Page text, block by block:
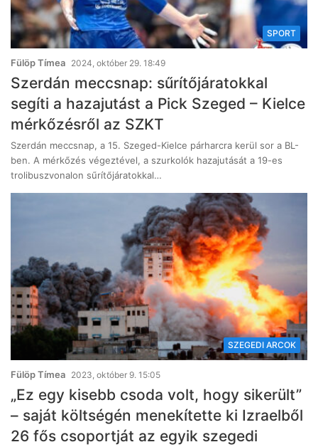
SPORT
Fülöp Tímea 2024, október 29. 18:49
Szerdán meccsnap: sűrítőjáratokkal
segíti a hazajutást a Pick Szeged – Kielce
mérkőzésről az SZKT
Szerdán meccsnap, a 15. Szeged-Kielce párharcra kerül sor a BL-
ben. A mérkőzés végeztével, a szurkolók hazajutását a 19-es
trolibuszvonalon sűrítőjáratokkal…
SZEGEDI ARCOK
Fülöp Tímea 2023, október 9. 15:05
„Ez egy kisebb csoda volt, hogy sikerült”
– saját költségén menekítette ki Izraelből
26 fős csoportját az egyik szegedi